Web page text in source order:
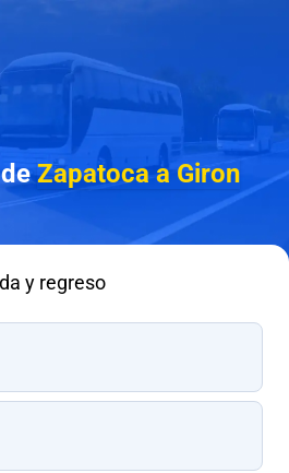
deZapatoca a Giron
y regreso